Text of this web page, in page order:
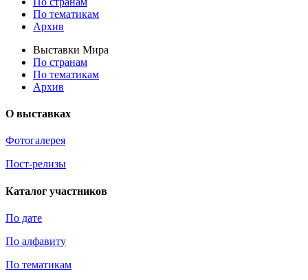
По тематикам
Архив
Выставки Мира
По странам
По тематикам
Архив
О выставках
Фотогалерея
Пост-релизы
Каталог участников
По дате
По алфавиту
По тематикам